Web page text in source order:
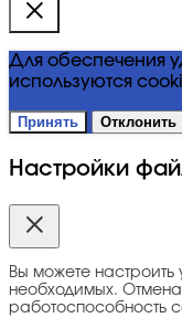
Для обеспечения
используются
Принять Отклонить
Настройки
Вы можете
необходимых. Отмена
работоспособность